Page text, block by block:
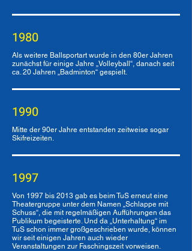
1980
Als weitere Ballsportart wurde in den 80er Jahren
zunächst für einige Jahre „Volleyball“, danach seit
ca. 20 Jahren „Badminton“ gespielt.
1990
Mitte der 90er Jahre entstanden zeitweise sogar
Skifreizeiten.
1997
Von 1997 bis 2013 gab es beim TuS erneut eine
Theatergruppe unter dem Namen „Schlappe mit
Schuss“, die mit regelmäßigen Aufführungen das
Publikum begeisterte. Und da „Unterhaltung“ im
TuS schon immer großgeschrieben wurde, können
wir seit einigen Jahren auch wieder
Veranstaltungen zur Faschingszeit vorweisen.